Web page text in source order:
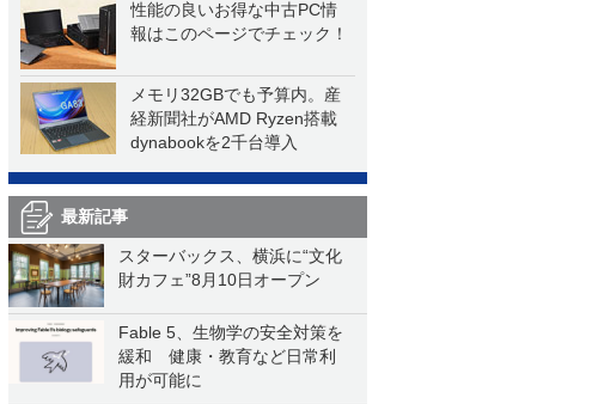
性能の良いお得な中古PC情
報はこのページでチェック！
メモリ32GBでも予算内。産
経新聞社がAMD Ryzen搭載
dynabookを2千台導入
最新記事
スターバックス、横浜に“文化
財カフェ”8月10日オープン
Fable 5、生物学の安全対策を
緩和 健康・教育など日常利
用が可能に